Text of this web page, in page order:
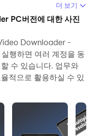
을)를 실행
며, 마우스와 키보드
는 것보다 훨씬 빠릅니
해 걱정할 필요가 없습
통해 컴퓨터에서 여러
할 수도 있습니다.
, 비디오 및 파일을 공유
더 보기
PC버전에 대한 사진
Downloader -
행하면 여러 계정을 동
수 있습니다. 업무와
적으로 활용하실 수 있